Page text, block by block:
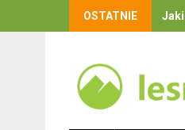
OSTATNIE